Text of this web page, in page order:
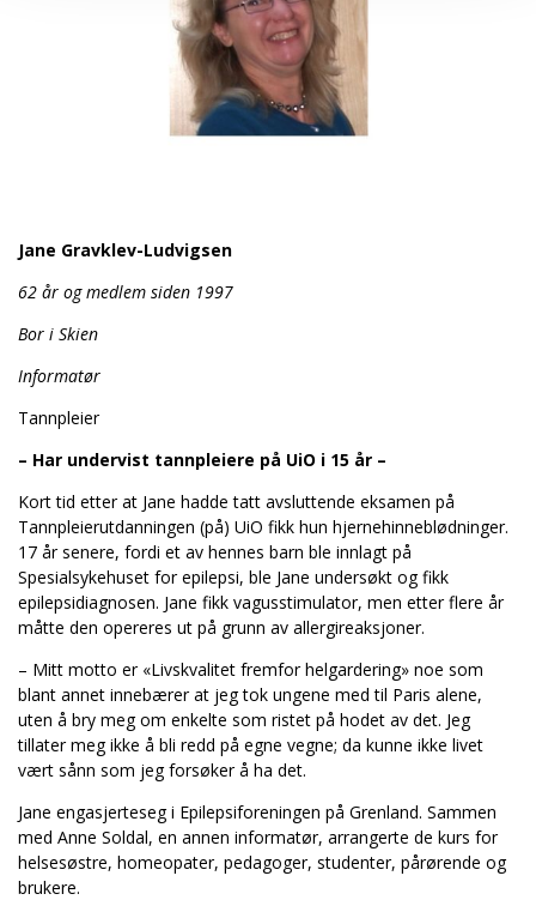
Jane Gravklev-Ludvigsen
62 år og medlem siden 1997
Bor i Skien
Informatør
Tannpleier
– Har undervist tannpleiere på UiO i 15 år –
Kort tid etter at Jane hadde tatt avsluttende eksamen på
Tannpleierutdanningen (på) UiO fikk hun hjernehinneblødninger.
17 år senere, fordi et av hennes barn ble innlagt på
Spesialsykehuset for epilepsi, ble Jane undersøkt og fikk
epilepsidiagnosen. Jane fikk vagusstimulator, men etter flere år
måtte den opereres ut på grunn av allergireaksjoner.
– Mitt motto er «Livskvalitet fremfor helgardering» noe som
blant annet innebærer at jeg tok ungene med til Paris alene,
uten å bry meg om enkelte som ristet på hodet av det. Jeg
tillater meg ikke å bli redd på egne vegne; da kunne ikke livet
vært sånn som jeg forsøker å ha det.
Jane engasjerteseg i Epilepsiforeningen på Grenland. Sammen
med Anne Soldal, en annen informatør, arrangerte de kurs for
helsesøstre, homeopater, pedagoger, studenter, pårørende og
brukere.